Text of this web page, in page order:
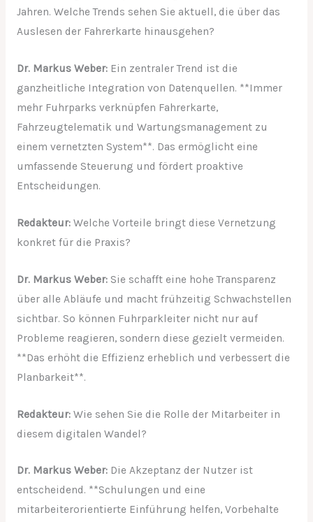
Jahren. Welche Trends sehen Sie aktuell, die über das
Auslesen der Fahrerkarte hinausgehen?
Dr. Markus Weber:Ein zentraler Trend ist die
ganzheitliche Integration von Datenquellen. **Immer
mehr Fuhrparks verknüpfen Fahrerkarte,
Fahrzeugtelematik und Wartungsmanagement zu
einem vernetzten System**. Das ermöglicht eine
umfassende Steuerung und fördert proaktive
Entscheidungen.
Redakteur:Welche Vorteile bringt diese Vernetzung
konkret für die Praxis?
Dr. Markus Weber:Sie schafft eine hohe Transparenz
über alle Abläufe und macht frühzeitig Schwachstellen
sichtbar. So können Fuhrparkleiter nicht nur auf
Probleme reagieren, sondern diese gezielt vermeiden.
**Das erhöht die Effizienz erheblich und verbessert die
Planbarkeit**.
Redakteur:Wie sehen Sie die Rolle der Mitarbeiter in
diesem digitalen Wandel?
Dr. Markus Weber:Die Akzeptanz der Nutzer ist
entscheidend. **Schulungen und eine
mitarbeiterorientierte Einführung helfen, Vorbehalte